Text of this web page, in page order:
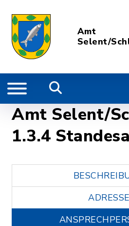
Amt
Selent/
Amt Selent/
1.3.4
ADRESSE